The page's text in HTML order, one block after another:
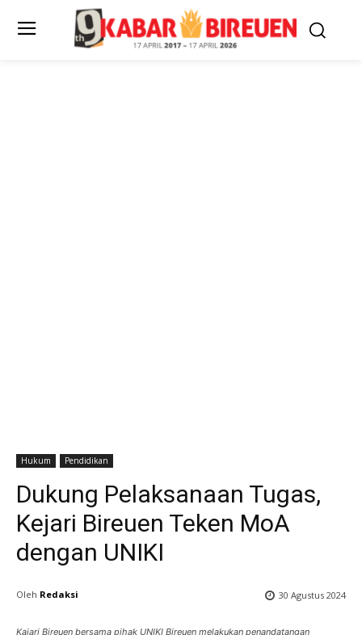
Hukum Pendidikan
Dukung Pelaksanaan Tugas,
Kejari Bireuen Teken MoA
dengan UNIKI
Oleh Redaksi 30 Agustus 2024
Kajari Bireuen bersama pihak UNIKI Bireuen melakukan penandatangan